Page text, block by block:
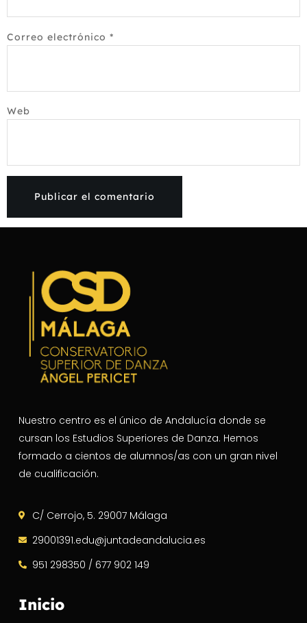
Correo electrónico *
Web
Nuestro centro es el único de Andalucía donde se
cursan los Estudios Superiores de Danza. Hemos
formado a cientos de alumnos/as con un gran nivel
de cualificación.
C/ Cerrojo, 5. 29007 Málaga
29001391.edu@juntadeandalucia.es
951 298350 / 677 902 149
Inicio